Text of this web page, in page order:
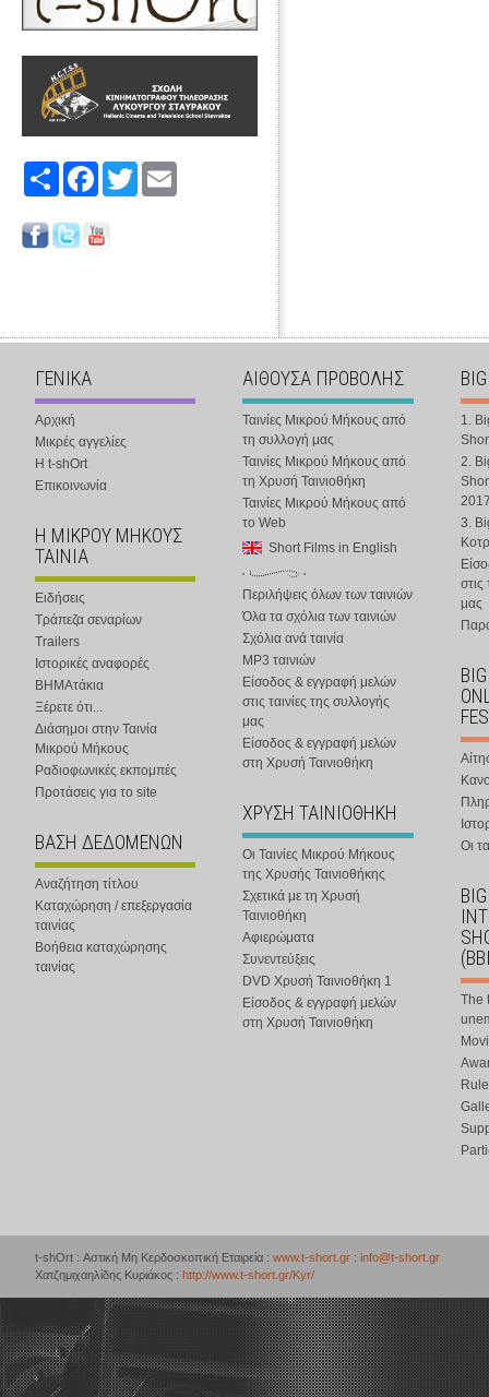
Share FacebookTwitter
ΓΕΝΙΚΑ
Αρχική
Μικρές αγγελίες
Η t-shOrt
Επικοινωνία
Η ΜΙΚΡΟΥ ΜΗΚΟΥΣ
ΤΑΙΝΙΑ
Ειδήσεις
Τράπεζα σεναρίων
Trailers
Ιστορικές αναφορές
ΒΗΜΑτάκια
Ξέρετε ότι...
Διάσημοι στην Ταινία
Μικρού Μήκους
Ραδιοφωνικές εκπομπές
Προτάσεις για το site
ΒΑΣΗ ΔΕΔΟΜΕΝΩΝ
Αναζήτηση τίτλου
Καταχώρηση / επεξεργασία
ταινίας
Βοήθεια καταχώρησης
ταινίας
ΑΙΘΟΥΣΑ ΠΡΟΒΟΛΗΣ
Ταινίες Μικρού Μήκους από
τη συλλογή μας
Ταινίες Μικρού Μήκους από
τη Χρυσή Ταινιοθήκη
Ταινίες Μικρού Μήκους από
το Web
Short Films in English
Περιλήψεις όλων των ταινιών
Όλα τα σχόλια των ταινιών
Σχόλια ανά ταινία
MP3 ταινιών
Είσοδος & εγγραφή μελών
στις ταινίες της συλλογής
μας
Είσοδος & εγγραφή μελών
στη Χρυσή Ταινιοθήκη
ΧΡΥΣΗ ΤΑΙΝΙΟΘΗΚΗ
Οι Ταινίες Μικρού Μήκους
της Χρυσής Ταινιοθήκης
Σχετικά με τη Χρυσή
Ταινιοθήκη
Αφιερώματα
Συνεντεύξεις
DVD Χρυσή Ταινιοθήκη 1
Είσοδος & εγγραφή μελών
στη Χρυσή Ταινιοθήκη
1.
2.
3.
στις
μας
Οι
The
t-shOrt : Αστική Μη Κερδοσκοπική Εταιρεία : www.t-short.gr : info@t-short.gr
Χατζημιχαηλίδης Κυριάκος : http://www.t-short.gr/Kyr/